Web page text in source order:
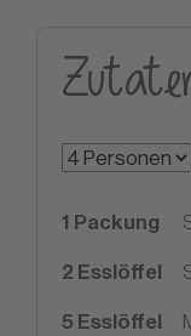
1 Packung
2 Esslöffel
5 Esslöffel